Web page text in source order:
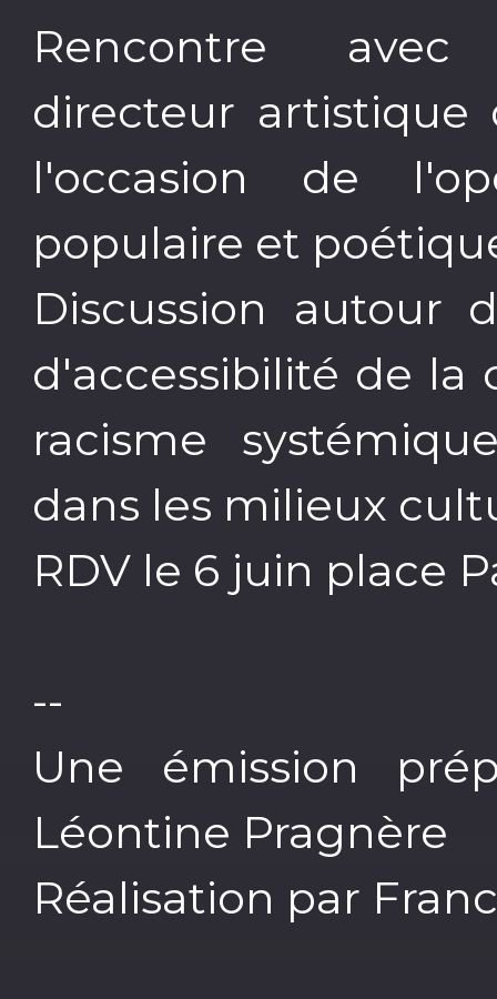
Rencontre
directeur artistique
l'occasion de
populaire et
Discussion autour
d'accessibilité de la
racisme
dans les milieux
RDV le 6 juin place
--
Une émission
Léontine Pragnère
Réalisation par